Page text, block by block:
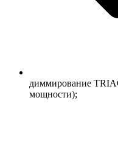
диммирование
мощности);